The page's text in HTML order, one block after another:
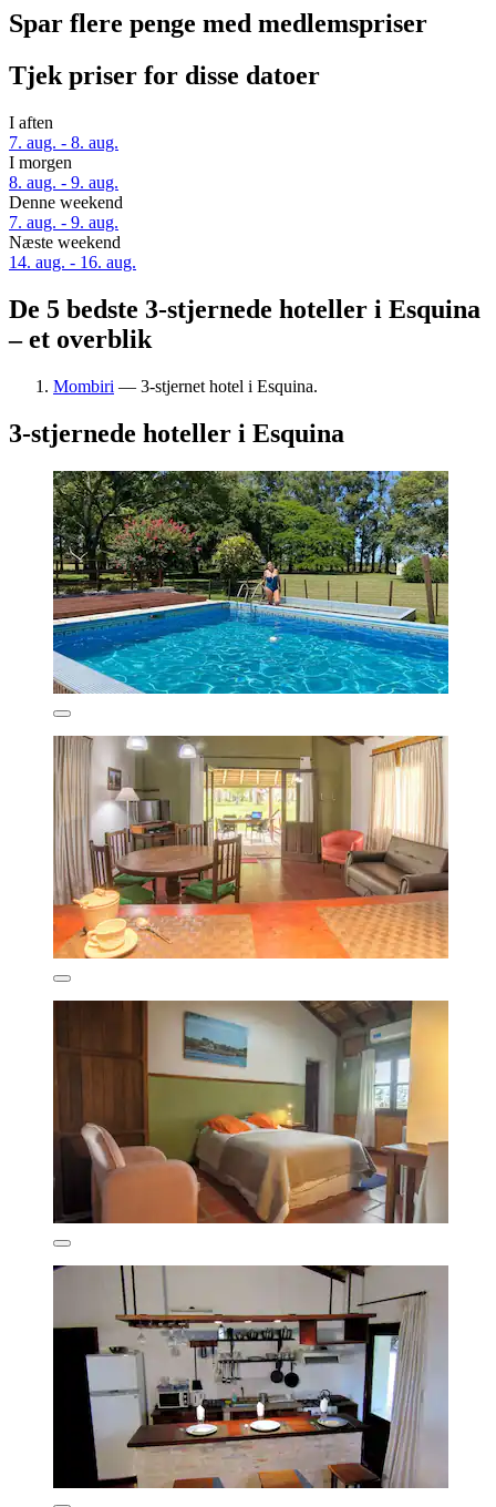
Spar flere penge med medlemspriser
Tjek priser for disse datoer
I aften
7. aug. - 8. aug.
I morgen
8. aug. - 9. aug.
Denne weekend
7. aug. - 9. aug.
Næste weekend
14. aug. - 16. aug.
De 5 bedste 3-stjernede hoteller i Esquina
– et overblik
Mombiri — 3-stjernet hotel i Esquina.
3-stjernede hoteller i Esquina